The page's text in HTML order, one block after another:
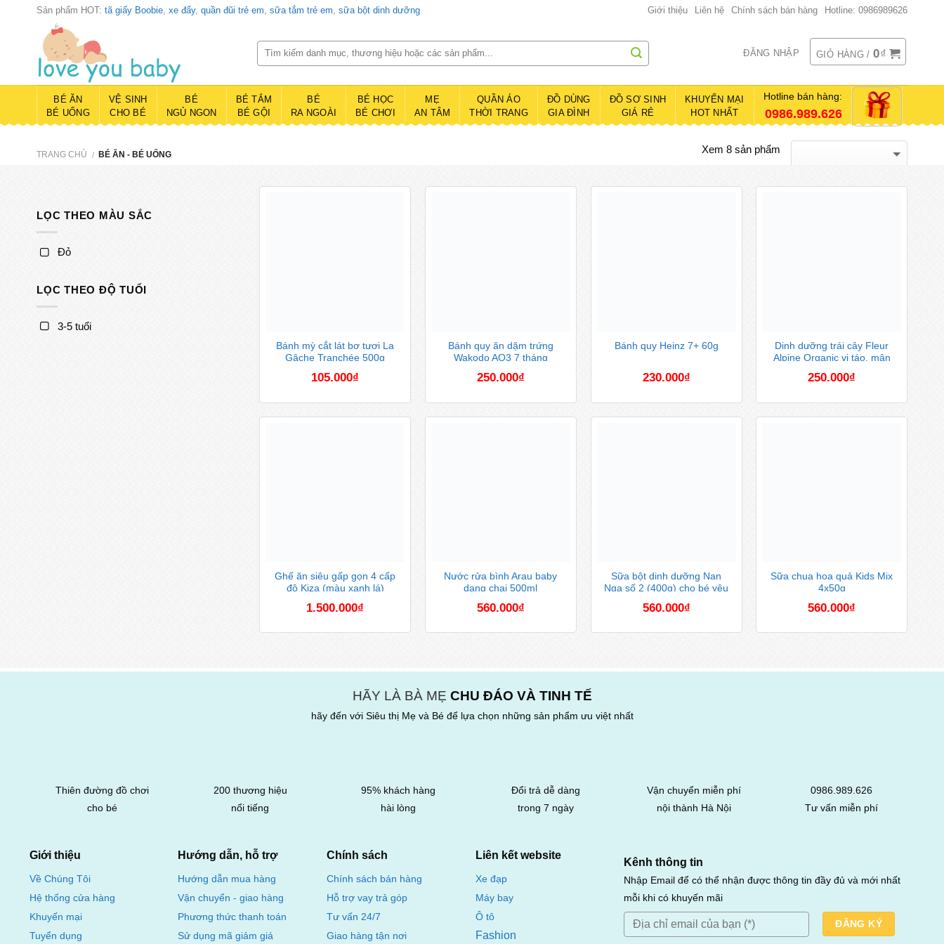
Sản phẩm HOT: tã giấy Boobie, xe đẩy, quần đũi trẻ em, sữa tắm trẻ em, sữa bột dinh dưỡng Giới thiệu Liên hệ Chính sách bán hàng Hotline: 0986989626
ĐĂNG NHẬP GIỎ HÀNG /0₫
BÉ ĂN
BÉ UỐNG
VỆ SINH
CHO BÉ
BÉ
NGỦ NGON
BÉ TẮM
BÉ GỘI
BÉ
RA NGOÀI
BÉ HỌC
BÉ CHƠI
MẸ
AN TÂM
QUẦN ÁO
THỜI TRANG
ĐỒ DÙNG
GIA ĐÌNH
ĐỒ SƠ SINH
GIÁ RẺ
KHUYẾN MẠI
HOT NHẤT
Hotline bán hàng:
0986.989.626
TRANG CHỦ / BÉ ĂN - BÉ UỐNG Xem 8 sản phẩm
LỌC THEO MÀU SẮC
Đỏ
LỌC THEO ĐỘ TUỔI
3-5 tuổi
Bánh mỳ cắt lát bơ tươi La
Gâche Tranchée 500g
105.000₫
Bánh quy ăn dặm trứng
Wakodo AO3 7 tháng
250.000₫
Bánh quy Heinz 7+ 60g
230.000₫
Dinh dưỡng trái cây Fleur
Alpine Organic vị táo, mận
250.000₫
Ghế ăn siêu gấp gọn 4 cấp
độ Kiza (màu xanh lá)
1.500.000₫
Nước rửa bình Arau baby
dạng chai 500ml
560.000₫
Sữa bột dinh dưỡng Nan
Nga số 2 (400g) cho bé yêu
560.000₫
Sữa chua hoa quả Kids Mix
4x50g
560.000₫
HÃY LÀ BÀ MẸ CHU ĐÁO VÀ TINH TẾ
hãy đến với Siêu thị Mẹ và Bé để lựa chọn những sản phẩm ưu việt nhất
Thiên đường đồ chơi
cho bé
200 thương hiệu
nổi tiếng
95% khách hàng
hài lòng
Đổi trả dễ dàng
trong 7 ngày
Vận chuyển miễn phí
nội thành Hà Nội
0986.989.626
Tư vấn miễn phí
Giới thiệu
Về Chúng Tôi
Hệ thống cửa hàng
Khuyến mại
Tuyển dụng
Hướng dẫn, hỗ trợ
Hướng dẫn mua hàng
Vận chuyển - giao hàng
Phương thức thanh toán
Sử dụng mã giảm giá
Chính sách
Chính sách bán hàng
Hỗ trợ vay trả góp
Tư vấn 24/7
Giao hàng tận nơi
Liên kết website
Xe đạp
Máy bay
Ô tô
Fashion
Kênh thông tin
Nhập Email để có thể nhận được thông tin đầy đủ và mới nhất
mỗi khi có khuyến mãi